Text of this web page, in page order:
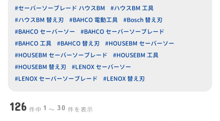
#セーバーソーブレード ハウスBM
#ハウスBM 工具
#ハウスBM 替え刃
#BAHCO 電動工具
#Bosch 替え刃
#BAHCO セーバーソー
#BAHCO セーバーソーブレード
#BAHCO 工具
#BAHCO 替え刃
#HOUSEBM セーバーソー
#HOUSEBM セーバーソーブレード
#HOUSEBM 工具
#HOUSEBM 替え刃
#LENOX セーバーソー
#LENOX セーバーソーブレード
#LENOX 替え刃
126 件中 1 〜 30 件を表示